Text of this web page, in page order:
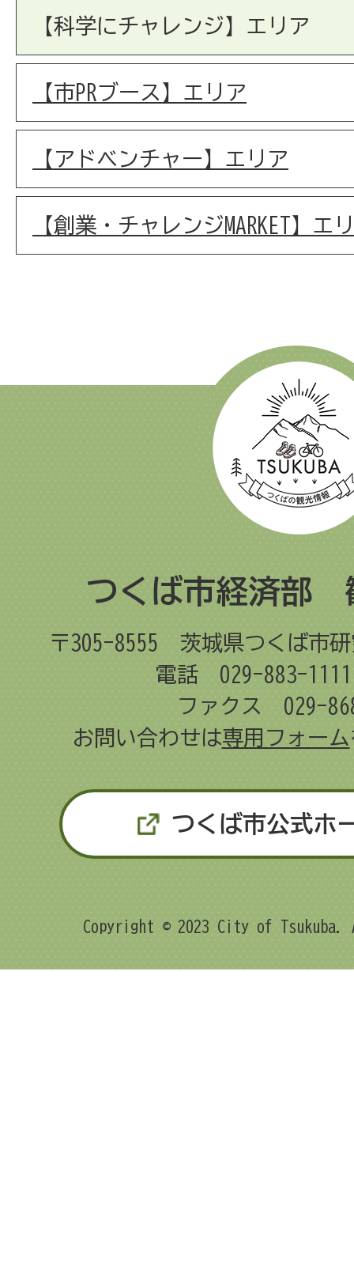
【科学にチャレンジ】エリア
【市PRブース】エリア
【アドベンチャー】エリア
【創業・チャレンジMARKET】エ
つくば市経済部
〒305-8555
茨城県つくば市
電話 029-883-1111
ファクス 029-
お問い合わせは専用フォーム
つくば市公式ホ
Copyright © 2023 City of